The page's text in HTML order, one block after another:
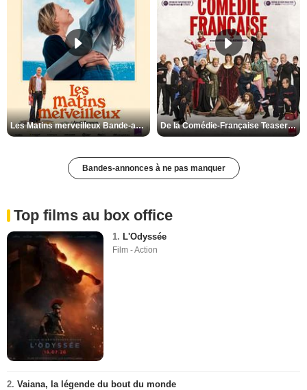
Les Matins merveilleux Bande-annonce VF De la Comédie-Française Teaser VF
Bandes-annonces à ne pas manquer
Top films au box office
1. L'Odyssée
Film - Action
2. Vaiana, la légende du bout du monde